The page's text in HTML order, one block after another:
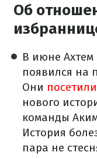
Об
В июне
появился на
Они
нового
команды
История
пара не